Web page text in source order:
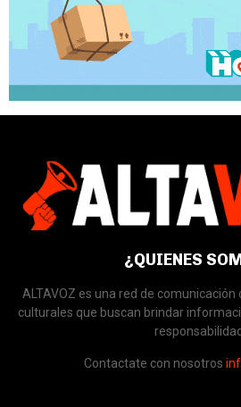
¿QUIENES
ALTAVOZ es una red de
culturales que buscan brindar
responsabilidad.
Contactate con nosotros